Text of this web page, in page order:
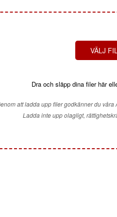
VÄLJ
Dra och släpp dina filer här
att ladda upp filer godkänner du
Ladda inte upp olagligt,